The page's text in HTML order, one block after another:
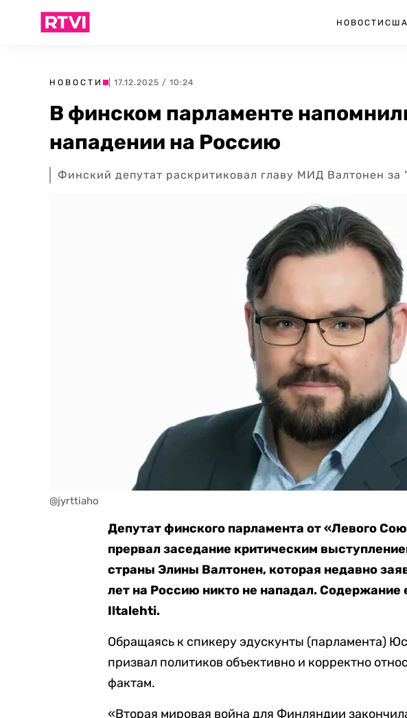
НОВОСТИ США
НОВОСТИ | 17.12.2025 / 10:24
В финском парламенте
нападении на Россию
Финский депутат раскритиковал главу МИД Валтонен за
@jyrttiaho
Депутат финского парламента от «Левого
прервал заседание критическим
страны Элины Валтонен, которая недавно
лет на Россию никто не нападал. Содержание
Iltalehti.
Обращаясь к спикеру эдускунты (парламента)
призвал политиков объективно и корректно
фактам.
«Вторая мировая война для Финляндии